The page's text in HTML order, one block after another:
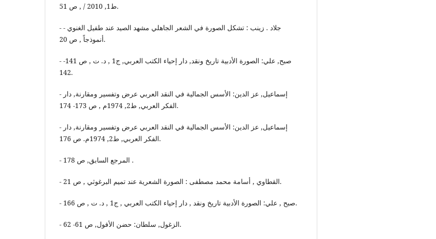
ط1, 2010 / , ص 51.
- جلاد . زينب : تشكل الصورة في الشعر الجاهلي مشهد الصيد عند طفيل الغنوي -
أنموذجاً , ص 20.
- صبح, علي: الصورة الأدبية تاريخ ونقد, دار إحياء الكتب العربي, ج1 , د. ت , ص 141-
142.
- إسماعيل, عز الدين: الأسس الجمالية في النقد العربي عرض وتفسير ومقارنة, دار
الفكر العربي, ط2, 1974م , ص 173- 174.
- إسماعيل, عز الدين: الأسس الجمالية في النقد العربي عرض وتفسير ومقارنة, دار
الفكر العربي, ط2, 1974م. ص 176.
- المرجع السابق, ص 178 .
- القطاوي , أسامة محمد مصطفى : الصورة الشعرية عند تميم البرغوثي , ص 21.
- صبح , علي: الصورة الأدبية تاريخ ونقد , دار إحياء الكتب العربي , ج1 , د. ت , ص 166.
- الزغول, سلطان: حضن الأفول, ص 61- 62.